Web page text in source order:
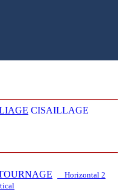
CISAILLAGE
Horizontal 2